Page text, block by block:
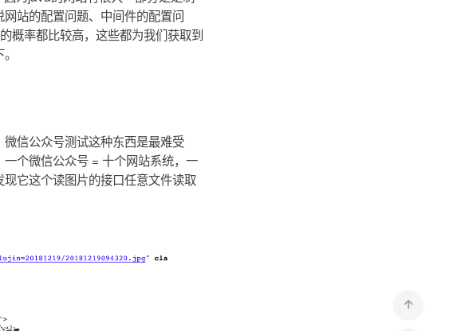
站的配置问题、中间件的配置问
概率都比较高，这些都为我们获取到
信公众号测试这种东西是最难受
个微信公众号 = 十个网站系统，一
它这个读图片的接口任意文件读取